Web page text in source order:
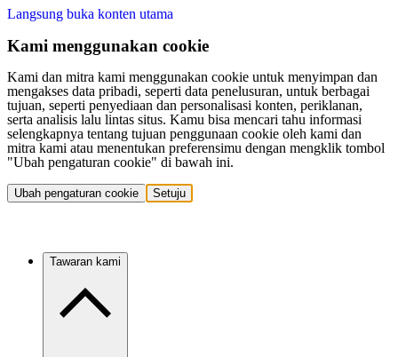
Langsung buka konten utama
Kami menggunakan cookie
Kami dan mitra kami menggunakan cookie untuk menyimpan dan
mengakses data pribadi, seperti data penelusuran, untuk berbagai
tujuan, seperti penyediaan dan personalisasi konten, periklanan,
serta analisis lalu lintas situs. Kamu bisa mencari tahu informasi
selengkapnya tentang tujuan penggunaan cookie oleh kami dan
mitra kami atau menentukan preferensimu dengan mengklik tombol
"Ubah pengaturan cookie" di bawah ini.
Ubah pengaturan cookie Setuju
Tawaran kami